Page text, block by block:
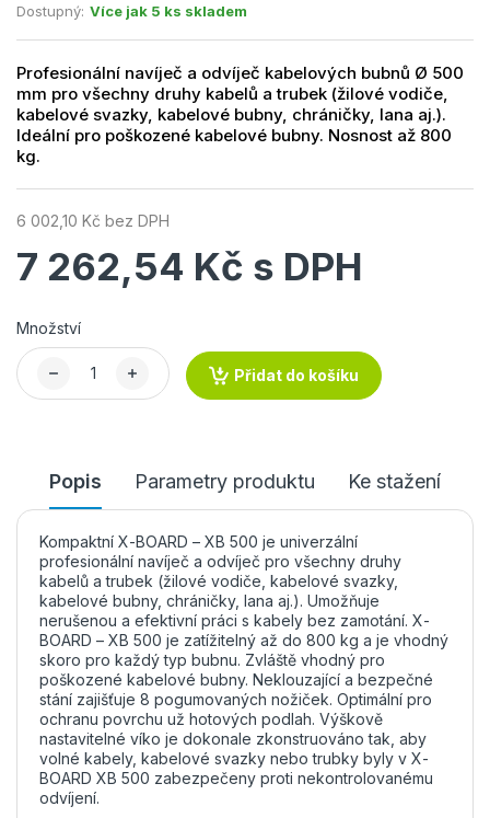
Dostupný: Více jak 5 ks skladem
Profesionální navíječ a odvíječ kabelových bubnů Ø 500
mm pro všechny druhy kabelů a trubek (žilové vodiče,
kabelové svazky, kabelové bubny, chráničky, lana aj.).
Ideální pro poškozené kabelové bubny. Nosnost až 800
kg.
6 002,10 Kč bez DPH
7 262,54 Kč s DPH
Množství
Přidat do košíku
Popis Parametry produktu Ke stažení
Kompaktní X-BOARD – XB 500 je univerzální
profesionální navíječ a odvíječ pro všechny druhy
kabelů a trubek (žilové vodiče, kabelové svazky,
kabelové bubny, chráničky, lana aj.). Umožňuje
nerušenou a efektivní práci s kabely bez zamotání. X-
BOARD – XB 500 je zatížitelný až do 800 kg a je vhodný
skoro pro každý typ bubnu. Zvláště vhodný pro
poškozené kabelové bubny. Neklouzající a bezpečné
stání zajišťuje 8 pogumovaných nožiček. Optimální pro
ochranu povrchu už hotových podlah. Výškově
nastavitelné víko je dokonale zkonstruováno tak, aby
volné kabely, kabelové svazky nebo trubky byly v X-
BOARD XB 500 zabezpečeny proti nekontrolovanému
odvíjení.